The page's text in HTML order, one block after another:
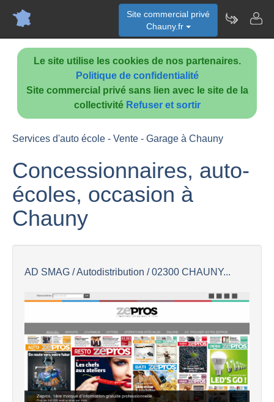
Le site utilise les cookies de nos partenaires.
Politique de confidentialité
Site commercial privé sans lien avec le site de la
collectivité Refuser et sortir
Site commercial privé
Chauny.fr
Services d'auto école - Vente - Garage à Chauny
Concessionnaires, auto-
écoles, occasion à
Chauny
AD SMAG / Autodistribution / 02300 CHAUNY...